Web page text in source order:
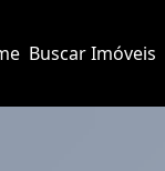
Buscar Imóveis